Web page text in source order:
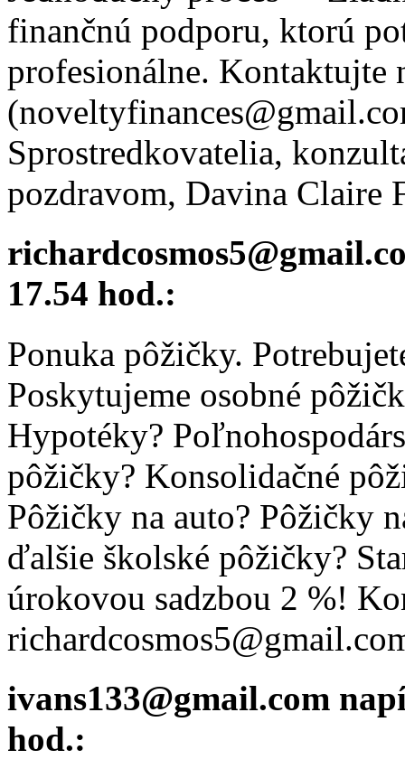
finančnú podporu, ktorú
profesionálne. Kontaktujte
Sprostredkovatelia,
pozdravom, Davina Claire
17.54 hod.:
Ponuka pôžičky.
Poskytujeme osobné
Hypotéky?
pôžičky? Konsolidačné
Pôžičky na auto? Pôžičky
ďalšie školské pôžičky?
úrokovou sadzbou 2 %!
ivans133@gmail.com
hod.: